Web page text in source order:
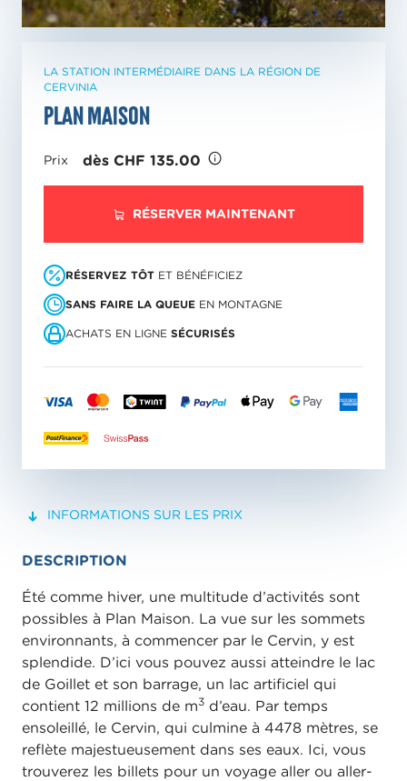
LA STATION INTERMÉDIAIRE DANS LA RÉGION DE
CERVINIA
Plan Maison
Prix dès CHF 135.00
RÉSERVER MAINTENANT
RÉSERVEZ TÔT ET BÉNÉFICIEZ
SANS FAIRE LA QUEUE EN MONTAGNE
ACHATS EN LIGNE SÉCURISÉS
INFORMATIONS SUR LES PRIX
DESCRIPTION
Été comme hiver, une multitude d’activités sont
possibles à Plan Maison. La vue sur les sommets
environnants, à commencer par le Cervin, y est
splendide. D’ici vous pouvez aussi atteindre le lac
de Goillet et son barrage, un lac artificiel qui
contient 12 millions de m3 d’eau. Par temps
ensoleillé, le Cervin, qui culmine à 4478 mètres, se
reflète majestueusement dans ses eaux. Ici, vous
trouverez les billets pour un voyage aller ou aller-